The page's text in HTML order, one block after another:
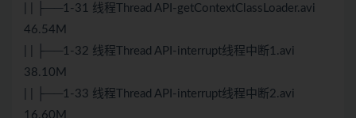
| | ├──1-31 线程Thread API-getContextClassLoader.avi
46.54M
| | ├──1-32 线程Thread API-interrupt线程中断1.avi
38.10M
| | ├──1-33 线程Thread API-interrupt线程中断2.avi
16.60M